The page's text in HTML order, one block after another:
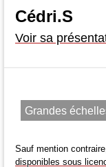
Cédri.S
Voir sa
Grandes
Sauf mention
disponibles sous